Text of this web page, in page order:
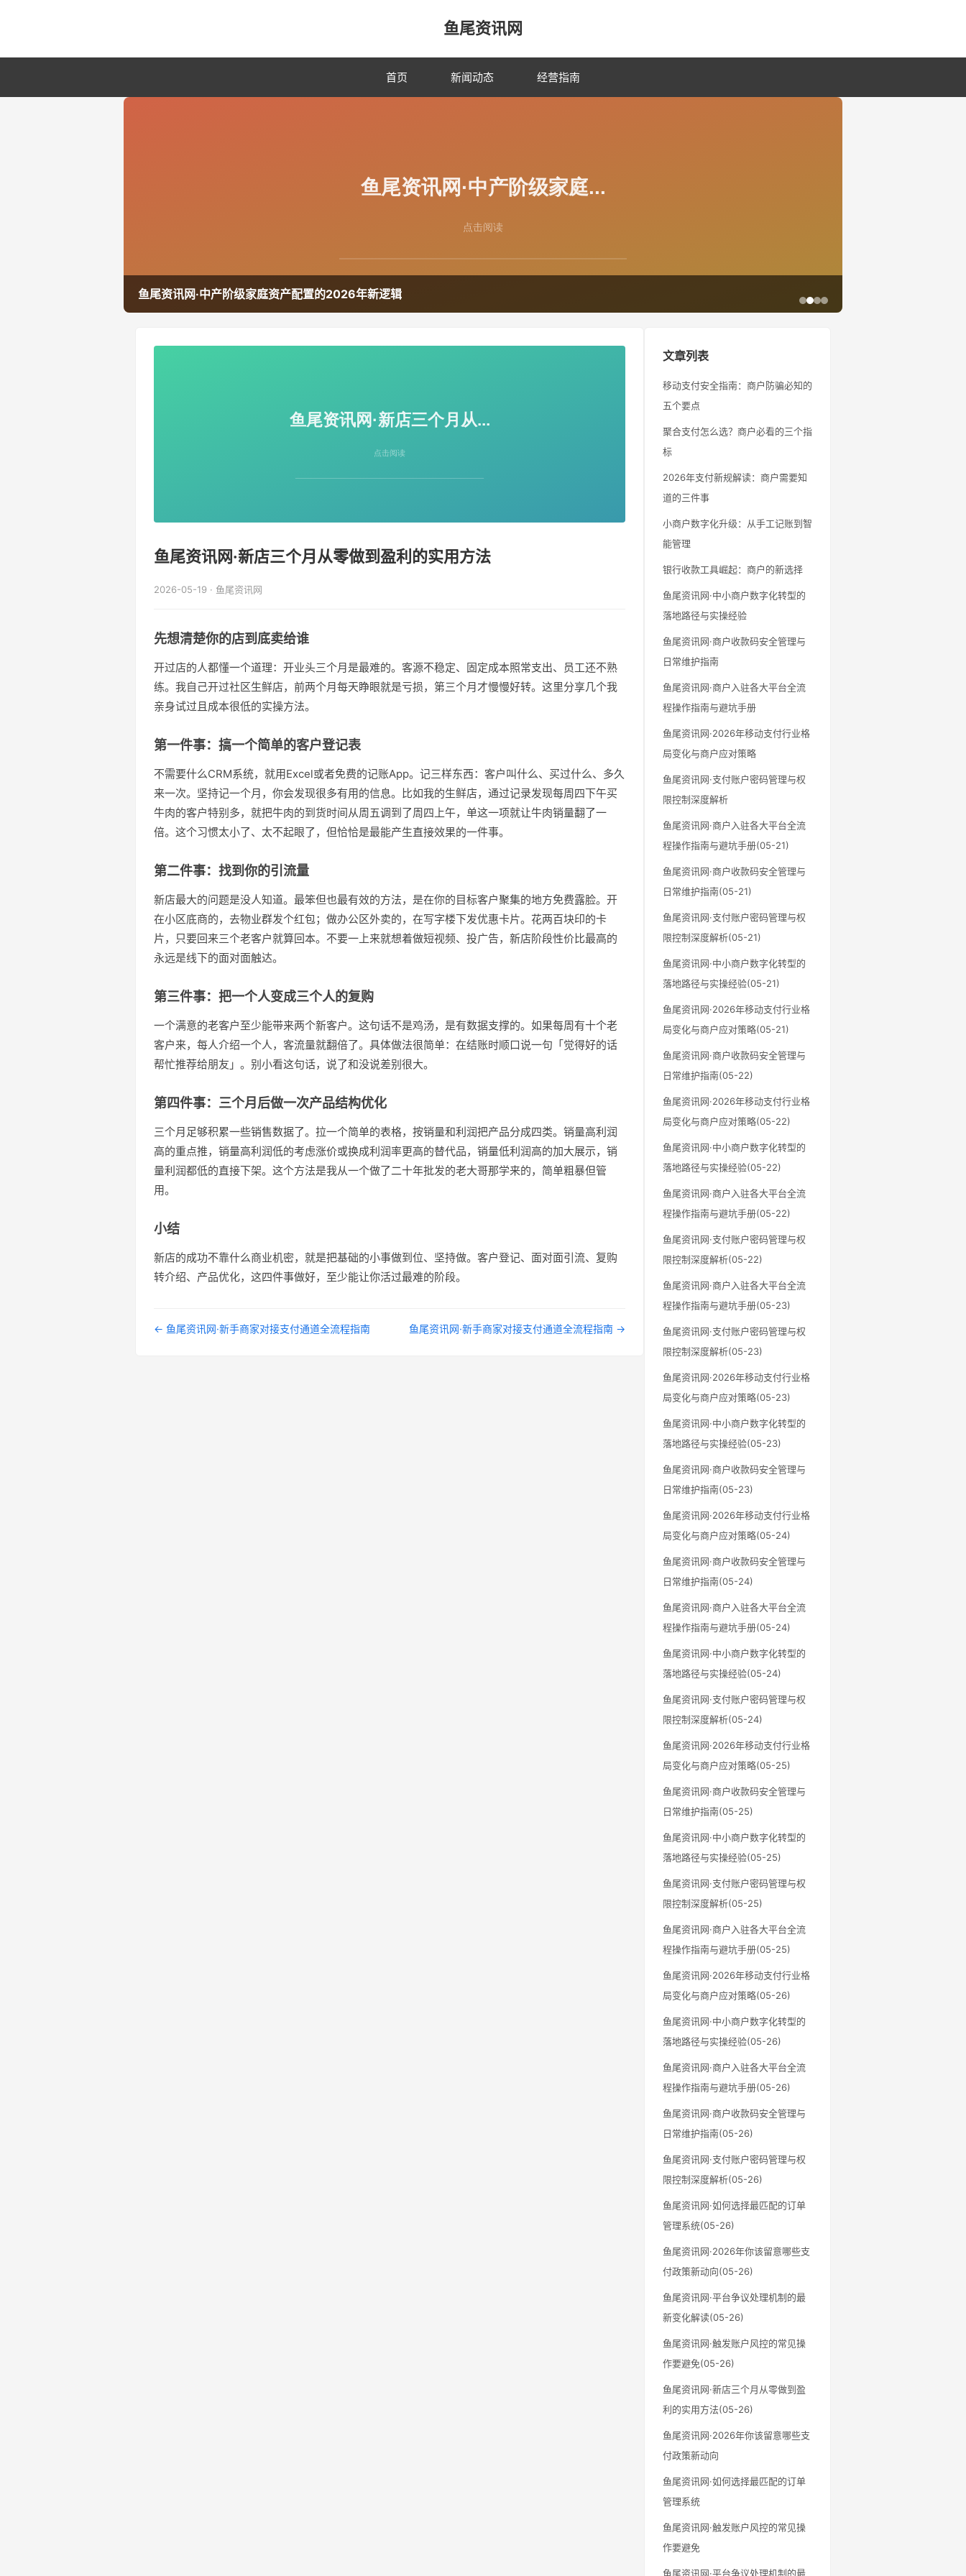
鱼尾资讯网
首页 新闻动态 经营指南
鱼尾资讯网·中产阶级家庭资产配置的2026年新逻辑
鱼尾资讯网·新店三个月从零做到盈利的实用方法
2026-05-19 · 鱼尾资讯网
先想清楚你的店到底卖给谁
开过店的人都懂一个道理：开业头三个月是最难的。客源不稳定、固定成本照常支出、员工还不熟
练。我自己开过社区生鲜店，前两个月每天睁眼就是亏损，第三个月才慢慢好转。这里分享几个我
亲身试过且成本很低的实操方法。
第一件事：搞一个简单的客户登记表
不需要什么CRM系统，就用Excel或者免费的记账App。记三样东西：客户叫什么、买过什么、多久
来一次。坚持记一个月，你会发现很多有用的信息。比如我的生鲜店，通过记录发现每周四下午买
牛肉的客户特别多，就把牛肉的到货时间从周五调到了周四上午，单这一项就让牛肉销量翻了一
倍。这个习惯太小了、太不起眼了，但恰恰是最能产生直接效果的一件事。
第二件事：找到你的引流量
新店最大的问题是没人知道。最笨但也最有效的方法，是在你的目标客户聚集的地方免费露脸。开
在小区底商的，去物业群发个红包；做办公区外卖的，在写字楼下发优惠卡片。花两百块印的卡
片，只要回来三个老客户就算回本。不要一上来就想着做短视频、投广告，新店阶段性价比最高的
永远是线下的面对面触达。
第三件事：把一个人变成三个人的复购
一个满意的老客户至少能带来两个新客户。这句话不是鸡汤，是有数据支撑的。如果每周有十个老
客户来，每人介绍一个人，客流量就翻倍了。具体做法很简单：在结账时顺口说一句「觉得好的话
帮忙推荐给朋友」。别小看这句话，说了和没说差别很大。
第四件事：三个月后做一次产品结构优化
三个月足够积累一些销售数据了。拉一个简单的表格，按销量和利润把产品分成四类。销量高利润
高的重点推，销量高利润低的考虑涨价或换成利润率更高的替代品，销量低利润高的加大展示，销
量利润都低的直接下架。这个方法是我从一个做了二十年批发的老大哥那学来的，简单粗暴但管
用。
小结
新店的成功不靠什么商业机密，就是把基础的小事做到位、坚持做。客户登记、面对面引流、复购
转介绍、产品优化，这四件事做好，至少能让你活过最难的阶段。
← 鱼尾资讯网·新手商家对接支付通道全流程指南 鱼尾资讯网·新手商家对接支付通道全流程指南 →
文章列表
移动支付安全指南：商户防骗必知的
五个要点
聚合支付怎么选？商户必看的三个指
标
2026年支付新规解读：商户需要知
道的三件事
小商户数字化升级：从手工记账到智
能管理
银行收款工具崛起：商户的新选择
鱼尾资讯网·中小商户数字化转型的
落地路径与实操经验
鱼尾资讯网·商户收款码安全管理与
日常维护指南
鱼尾资讯网·商户入驻各大平台全流
程操作指南与避坑手册
鱼尾资讯网·2026年移动支付行业格
局变化与商户应对策略
鱼尾资讯网·支付账户密码管理与权
限控制深度解析
鱼尾资讯网·商户入驻各大平台全流
程操作指南与避坑手册(05-21)
鱼尾资讯网·商户收款码安全管理与
日常维护指南(05-21)
鱼尾资讯网·支付账户密码管理与权
限控制深度解析(05-21)
鱼尾资讯网·中小商户数字化转型的
落地路径与实操经验(05-21)
鱼尾资讯网·2026年移动支付行业格
局变化与商户应对策略(05-21)
鱼尾资讯网·商户收款码安全管理与
日常维护指南(05-22)
鱼尾资讯网·2026年移动支付行业格
局变化与商户应对策略(05-22)
鱼尾资讯网·中小商户数字化转型的
落地路径与实操经验(05-22)
鱼尾资讯网·商户入驻各大平台全流
程操作指南与避坑手册(05-22)
鱼尾资讯网·支付账户密码管理与权
限控制深度解析(05-22)
鱼尾资讯网·商户入驻各大平台全流
程操作指南与避坑手册(05-23)
鱼尾资讯网·支付账户密码管理与权
限控制深度解析(05-23)
鱼尾资讯网·2026年移动支付行业格
局变化与商户应对策略(05-23)
鱼尾资讯网·中小商户数字化转型的
落地路径与实操经验(05-23)
鱼尾资讯网·商户收款码安全管理与
日常维护指南(05-23)
鱼尾资讯网·2026年移动支付行业格
局变化与商户应对策略(05-24)
鱼尾资讯网·商户收款码安全管理与
日常维护指南(05-24)
鱼尾资讯网·商户入驻各大平台全流
程操作指南与避坑手册(05-24)
鱼尾资讯网·中小商户数字化转型的
落地路径与实操经验(05-24)
鱼尾资讯网·支付账户密码管理与权
限控制深度解析(05-24)
鱼尾资讯网·2026年移动支付行业格
局变化与商户应对策略(05-25)
鱼尾资讯网·商户收款码安全管理与
日常维护指南(05-25)
鱼尾资讯网·中小商户数字化转型的
落地路径与实操经验(05-25)
鱼尾资讯网·支付账户密码管理与权
限控制深度解析(05-25)
鱼尾资讯网·商户入驻各大平台全流
程操作指南与避坑手册(05-25)
鱼尾资讯网·2026年移动支付行业格
局变化与商户应对策略(05-26)
鱼尾资讯网·中小商户数字化转型的
落地路径与实操经验(05-26)
鱼尾资讯网·商户入驻各大平台全流
程操作指南与避坑手册(05-26)
鱼尾资讯网·商户收款码安全管理与
日常维护指南(05-26)
鱼尾资讯网·支付账户密码管理与权
限控制深度解析(05-26)
鱼尾资讯网·如何选择最匹配的订单
管理系统(05-26)
鱼尾资讯网·2026年你该留意哪些支
付政策新动向(05-26)
鱼尾资讯网·平台争议处理机制的最
新变化解读(05-26)
鱼尾资讯网·触发账户风控的常见操
作要避免(05-26)
鱼尾资讯网·新店三个月从零做到盈
利的实用方法(05-26)
鱼尾资讯网·2026年你该留意哪些支
付政策新动向
鱼尾资讯网·如何选择最匹配的订单
管理系统
鱼尾资讯网·触发账户风控的常见操
作要避免
鱼尾资讯网·平台争议处理机制的最